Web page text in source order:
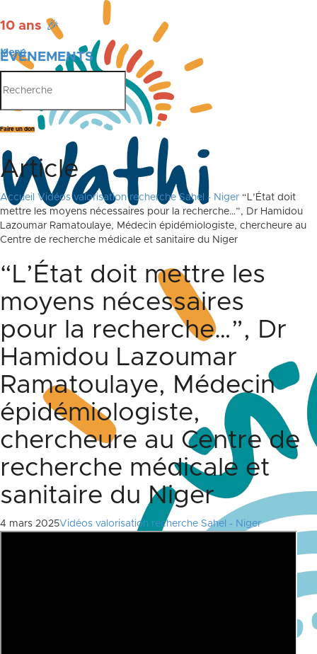
10 ans 🎉
ÉVÉNEMENTS
PUBLICATIONS
Menu
Faire un don
Article
Accueil Vidéos valorisation recherche Sahel - Niger “L’État doit
mettre les moyens nécessaires pour la recherche…”, Dr Hamidou
Lazoumar Ramatoulaye, Médecin épidémiologiste, chercheure au
Centre de recherche médicale et sanitaire du Niger
“L’État doit mettre les
moyens nécessaires
pour la recherche…”, Dr
Hamidou Lazoumar
Ramatoulaye, Médecin
épidémiologiste,
chercheure au Centre de
recherche médicale et
sanitaire du Niger
4 mars 2025Vidéos valorisation recherche Sahel - Niger